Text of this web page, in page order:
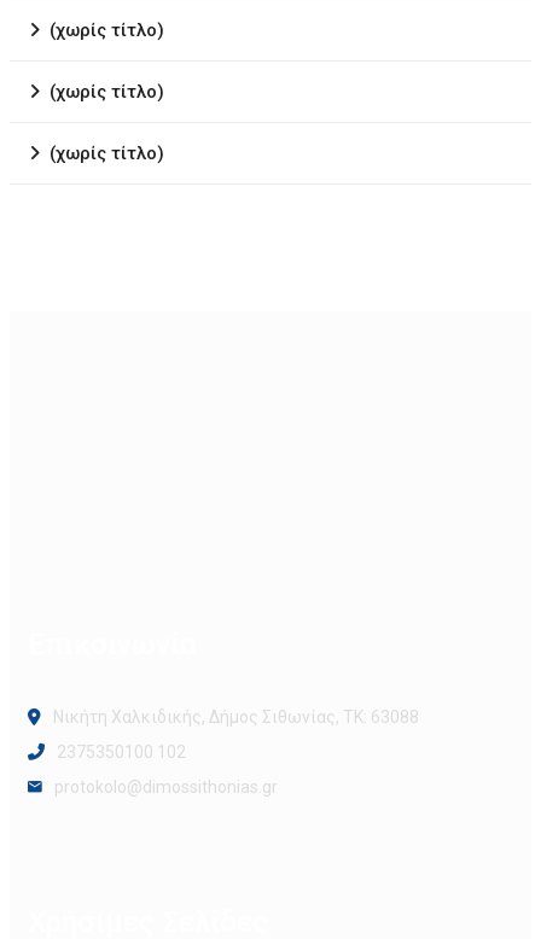
(χωρίς τίτλο)
(χωρίς τίτλο)
(χωρίς τίτλο)
Νικήτη Χαλκιδικής, Δήμος Σιθωνίας, ΤΚ: 63088
2375350100 102
protokolo@dimossithonias.gr